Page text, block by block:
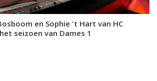
en Sophie 't Hart van HC
seizoen van Dames 1